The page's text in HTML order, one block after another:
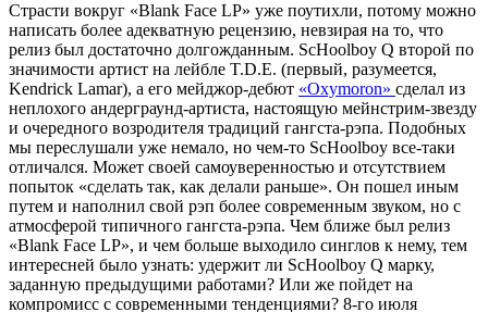
Страсти вокруг «Blank Face LP» уже поутихли, потому можно
написать более адекватную рецензию, невзирая на то, что
релиз был достаточно долгожданным. ScHoolboy Q второй по
значимости артист на лейбле T.D.E. (первый, разумеется,
Kendrick Lamar), а его мейджор-дебют «Oxymoron» сделал из
неплохого андерграунд-артиста, настоящую мейнстрим-звезду
и очередного возродителя традиций гангста-рэпа. Подобных
мы переслушали уже немало, но чем-то ScHoolboy все-таки
отличался. Может своей самоуверенностью и отсутствием
попыток «сделать так, как делали раньше». Он пошел иным
путем и наполнил свой рэп более современным звуком, но с
атмосферой типичного гангста-рэпа. Чем ближе был релиз
«Blank Face LP», и чем больше выходило синглов к нему, тем
интересней было узнать: удержит ли ScHoolboy Q марку,
заданную предыдущими работами? Или же пойдет на
компромисс с современными тенденциями? 8-го июля